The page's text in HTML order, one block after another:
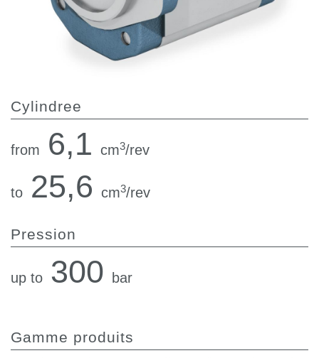
Composants électroniques pour systèmes de contrôle
Échange thermique
Cylindree
from 6,1 cm3/rev
to 25,6 cm3/rev
Pression
up to 300 bar
Gamme produits